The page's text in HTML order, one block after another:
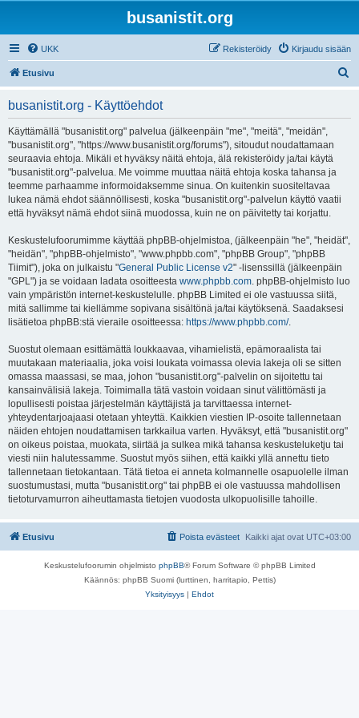
busanistit.org
UKK Kirjaudu sisään
Rekisteröidy
Etusivu
busanistit.org - Käyttöehdot
Käyttämällä "busanistit.org" palvelua (jälkeenpäin "me", "meitä", "meidän",
"busanistit.org", "https://www.busanistit.org/forums"), sitoudut noudattamaan
seuraavia ehtoja. Mikäli et hyväksy näitä ehtoja, älä rekisteröidy ja/tai käytä
"busanistit.org"-palvelua. Me voimme muuttaa näitä ehtoja koska tahansa ja
teemme parhaamme informoidaksemme sinua. On kuitenkin suositeltavaa
lukea nämä ehdot säännöllisesti, koska "busanistit.org"-palvelun käyttö vaatii
että hyväksyt nämä ehdot siinä muodossa, kuin ne on päivitetty tai korjattu.
Keskustelufoorumimme käyttää phpBB-ohjelmistoa, (jälkeenpäin "he", "heidät",
"heidän", "phpBB-ohjelmisto", "www.phpbb.com", "phpBB Group", "phpBB
Tiimit"), joka on julkaistu "General Public License v2" -lisenssillä (jälkeenpäin
"GPL") ja se voidaan ladata osoitteesta www.phpbb.com. phpBB-ohjelmisto luo
vain ympäristön internet-keskustelulle. phpBB Limited ei ole vastuussa siitä,
mitä sallimme tai kiellämme sopivana sisältönä ja/tai käytöksenä. Saadaksesi
lisätietoa phpBB:stä vieraile osoitteessa: https://www.phpbb.com/.
Suostut olemaan esittämättä loukkaavaa, vihamielistä, epämoraalista tai
muutakaan materiaalia, joka voisi loukata voimassa olevia lakeja oli se sitten
omassa maassasi, se maa, johon "busanistit.org"-palvelin on sijoitettu tai
kansainvälisiä lakeja. Toimimalla tätä vastoin voidaan sinut välittömästi ja
lopullisesti poistaa järjestelmän käyttäjistä ja tarvittaessa internet-
yhteydentarjoajaasi otetaan yhteyttä. Kaikkien viestien IP-osoite tallennetaan
näiden ehtojen noudattamisen tarkkailua varten. Hyväksyt, että "busanistit.org"
on oikeus poistaa, muokata, siirtää ja sulkea mikä tahansa keskusteluketju tai
viesti niin halutessamme. Suostut myös siihen, että kaikki yllä annettu tieto
tallennetaan tietokantaan. Tätä tietoa ei anneta kolmannelle osapuolelle ilman
suostumustasi, mutta "busanistit.org" tai phpBB ei ole vastuussa mahdollisen
tietoturvamurron aiheuttamasta tietojen vuodosta ulkopuolisille tahoille.
Etusivu Kaikki ajat ovat UTC+03:00
Poista evästeet
Keskustelufoorumin ohjelmisto phpBB® Forum Software © phpBB Limited
Käännös: phpBB Suomi (lurttinen, harritapio, Pettis)
Yksityisyys | Ehdot